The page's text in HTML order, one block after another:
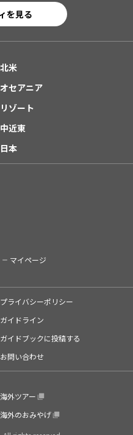
を見る
北米
オセアニア
リゾート
中近東
日本
マイページ
プライバシーポリシー
ガイドライン
ガイドブックに投稿する
お問い合わせ
海外ツアー
海外のおみやげ